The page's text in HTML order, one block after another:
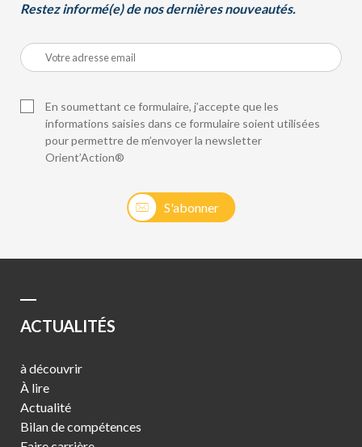
Restez informé(e) de nos dernières nouveautés.
S'abonner
En soumettant ce formulaire, j’accepte que les
informations saisies dans ce formulaire soient utilisées
pour permettre de m’envoyer la newsletter
Orient’Action®
ACTUALITÉS
à découvrir
À lire
Actualité
Bilan de compétences